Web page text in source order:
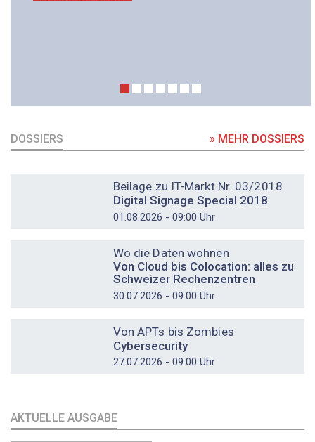
DOSSIERS » MEHR DOSSIERS
Beilage zu IT-Markt Nr. 03/2018
Digital Signage Special 2018
01.08.2026 - 09:00 Uhr
Wo die Daten wohnen
Von Cloud bis Colocation: alles zu
Schweizer Rechenzentren
30.07.2026 - 09:00 Uhr
Von APTs bis Zombies
Cybersecurity
27.07.2026 - 09:00 Uhr
AKTUELLE AUSGABE